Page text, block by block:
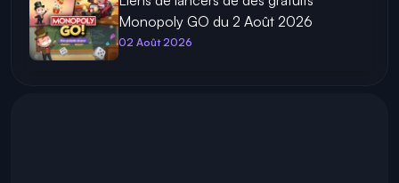
Monopoly GO du 2 Août 2026
02 Août 2026